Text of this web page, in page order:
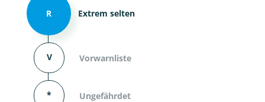
R Extrem selten
V Vorwarnliste
* Ungefährdet